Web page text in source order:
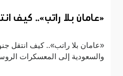
«عامان بلا راتب».. كيف
«عامان بلا راتب».. كيف انتقل
والسعودية إلى المعسكرات